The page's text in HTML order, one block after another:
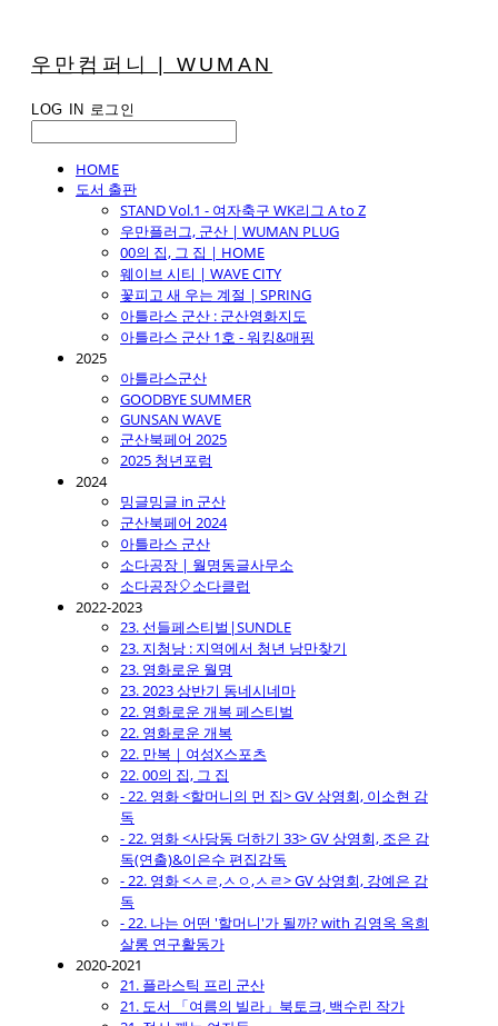
우만컴퍼니 | WUMAN
LOG IN 로그인
HOME
도서 출판
STAND Vol.1 - 여자축구 WK리그 A to Z
우만플러그, 군산 | WUMAN PLUG
00의 집, 그 집 | HOME
웨이브 시티 | WAVE CITY
꽃피고 새 우는 계절 | SPRING
아틀라스 군산 : 군산영화지도
아틀라스 군산 1호 - 워킹&매핑
2025
아틀라스군산
GOODBYE SUMMER
GUNSAN WAVE
군산북페어 2025
2025 청년포럼
2024
밍글밍글 in 군산
군산북페어 2024
아틀라스 군산
소다공장 | 월명동글사무소
소다공장🎈소다클럽
2022-2023
23. 선들페스티벌|SUNDLE
23. 지청낭 : 지역에서 청년 낭만찾기
23. 영화로운 월명
23. 2023 상반기 동네시네마
22. 영화로운 개복 페스티벌
22. 영화로운 개복
22. 만복｜여성X스포츠
22. 00의 집, 그 집
- 22. 영화 <할머니의 먼 집> GV 상영회, 이소현 감
독
- 22. 영화 <사당동 더하기 33> GV 상영회, 조은 감
독(연출)&이은수 편집감독
- 22. 영화 <ㅅㄹ,ㅅㅇ,ㅅㄹ> GV 상영회, 강예은 감
독
- 22. 나는 어떤 '할머니'가 될까? with 김영옥 옥희
살롱 연구활동가
2020-2021
21. 플라스틱 프리 군산
21. 도서 「여름의 빌라」북토크, 백수린 작가